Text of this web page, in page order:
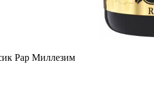
Рар Миллезим